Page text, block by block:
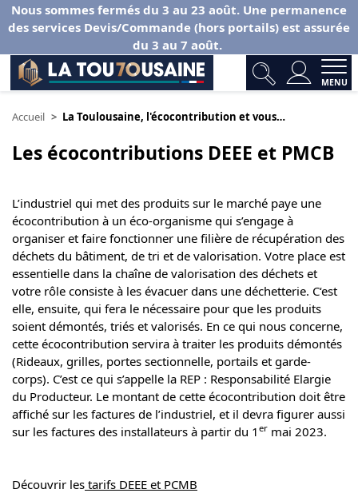
Nous sommes fermés du 3 au 23 août. Une permanence
des services Devis/Commande (hors portails) est assurée
du 3 au 7 août.
MENU
Accueil La Toulousaine, l'écocontribution et vous…
Les écocontributions DEEE et PMCB
L’industriel qui met des produits sur le marché paye une
écocontribution à un éco-organisme qui s’engage à
organiser et faire fonctionner une filière de récupération des
déchets du bâtiment, de tri et de valorisation. Votre place est
essentielle dans la chaîne de valorisation des déchets et
votre rôle consiste à les évacuer dans une déchetterie. C‘est
elle, ensuite, qui fera le nécessaire pour que les produits
soient démontés, triés et valorisés. En ce qui nous concerne,
cette écocontribution servira à traiter les produits démontés
(Rideaux, grilles, portes sectionnelle, portails et garde-
corps). C’est ce qui s’appelle la REP : Responsabilité Elargie
du Producteur. Le montant de cette écocontribution doit être
affiché sur les factures de l’industriel, et il devra figurer aussi
sur les factures des installateurs à partir du 1 er mai 2023.
Découvrir les tarifs DEEE et PCMB